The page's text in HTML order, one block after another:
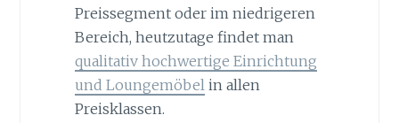
Preissegment oder im niedrigeren
Bereich, heutzutage findet man
qualitativ hochwertige Einrichtung
und Loungemöbelin allen
Preisklassen.